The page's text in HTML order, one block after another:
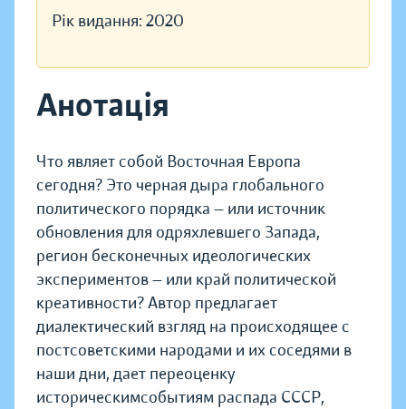
Рік видання: 2020
Анотація
Что являет собой Восточная Европа
сегодня? Это черная дыра глобального
политического порядка — или источник
обновления для одряхлевшего Запада,
регион бесконечных идеологических
экспериментов — или край политической
креативности? Автор предлагает
диалектический взгляд на происходящее с
постсоветскими народами и их соседями в
наши дни, дает переоценку
историческимсобытиям распада СССР,